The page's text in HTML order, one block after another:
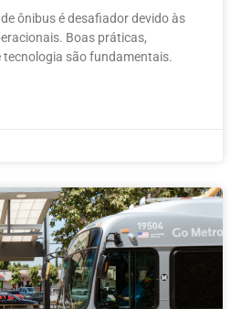
ônibus é desafiador devido às
Boas práticas,
são fundamentais.